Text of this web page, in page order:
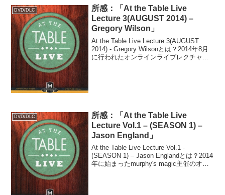
われたトリッ...
DVD/DLC
所感：「At the Table Live
Lecture 3(AUGUST 2014) –
Gregory Wilson」
At the Table Live Lecture 3(AUGUST
2014) - Gregory Wilsonとは？2014年8月
に行われたオンラインライブレクチャー
DVD/DLC
所感：「At the Table Live
Lecture Vol.1 – (SEASON 1) –
Jason England」
At the Table Live Lecture Vol.1 -
(SEASON 1) – Jason Englandとは？2014
年に始まったmurphy's magic主催のオン